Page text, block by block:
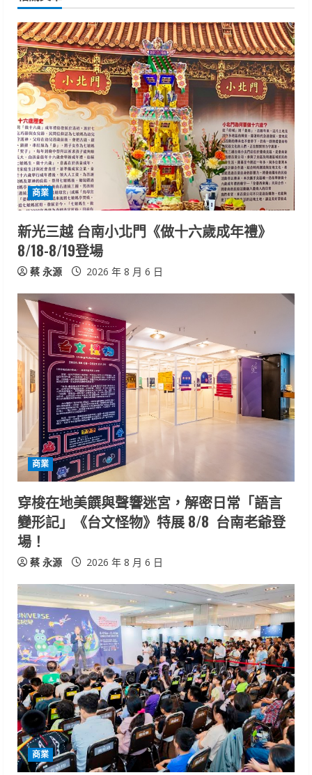
n
u
e
R
e
a
d
i
n
g
商業
新光三越 台南小北門《做十六歲成年禮》
8/18-8/19登場
蔡 永源 2026 年 8 月 6 日
商業
穿梭在地美饌與聲響迷宮，解密日常「語言
變形記」《台文怪物》特展 8/8 台南老爺登
場！
蔡 永源 2026 年 8 月 6 日
商業